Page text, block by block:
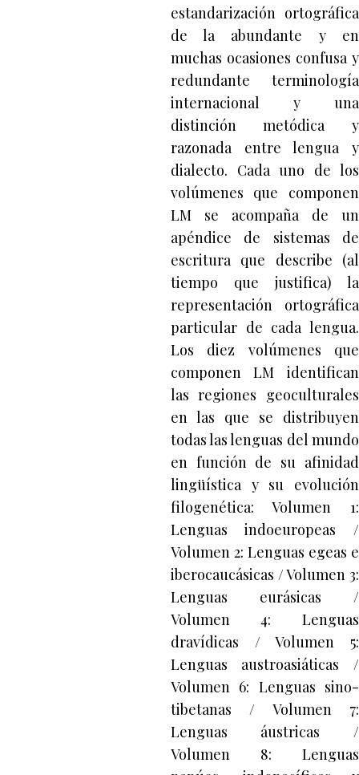
estandarización ortográfica
de la abundante y en
muchas ocasiones confusa y
redundante terminología
internacional y una
distinción metódica y
razonada entre lengua y
dialecto. Cada uno de los
volúmenes que componen
LM se acompaña de un
apéndice de sistemas de
escritura que describe (al
tiempo que justifica) la
representación ortográfica
particular de cada lengua.
Los diez volúmenes que
componen LM identifican
las regiones geoculturales
en las que se distribuyen
todas las lenguas del mundo
en función de su afinidad
lingüística y su evolución
filogenética: Volumen 1:
Lenguas indoeuropeas /
Volumen 2: Lenguas egeas e
iberocaucásicas / Volumen 3:
Lenguas eurásicas /
Volumen 4: Lenguas
dravídicas / Volumen 5:
Lenguas austroasiáticas /
Volumen 6: Lenguas sino-
tibetanas / Volumen 7:
Lenguas áustricas /
Volumen 8: Lenguas